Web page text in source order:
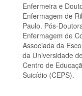
Enfermeira e
Enfermagem de
Paulo. Pós-
Enfermagem de
Associada da
da Universidade
Centro de
Suicídio (CEPS).